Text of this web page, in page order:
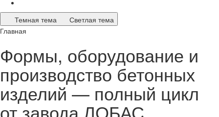
Темная тема
Светлая тема
Главная
Формы, оборудование и
производство бетонных
изделий — полный цикл
от завода ЛОБАС